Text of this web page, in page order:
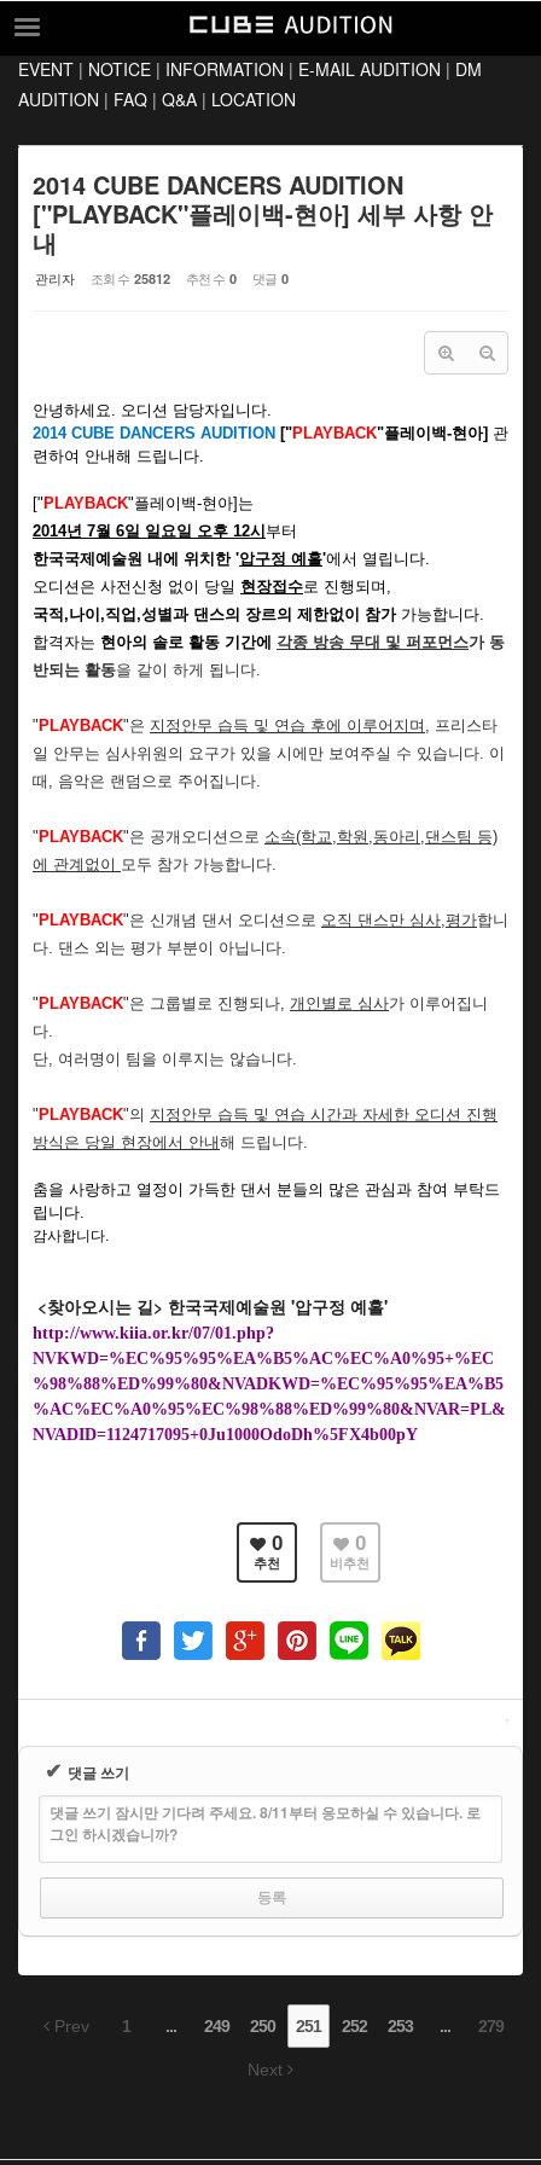
EVENT
INFORMATION
E-MAIL AUDITION
DM AUDITION
EVENT | NOTICE | INFORMATION | E-MAIL AUDITION | DM
AUDITION | FAQ | Q&A | LOCATION
2014 CUBE DANCERS AUDITION
["PLAYBACK"플레이백-현아] 세부 사항 안
내
관리자 조회 수 25812 추천 수 0 댓글 0
안녕하세요. 오디션 담당자입니다.
2014 CUBE DANCERS AUDITION ["PLAYBACK"플레이백-현아] 관
련하여 안내해 드립니다.
[" PLAYBACK"플레이백-현아]는
2014년 7월 6일 일요일 오후 12시 부터
한국국제예술원 내에 위치한 '압구정 예홀'에서 열립니다.
오디션은 사전신청 없이 당일 현장접수로 진행되며,
국적,나이,직업,성별과 댄스의 장르의 제한없이 참가가능합니다.
합격자는 현아의 솔로 활동 기간에 각종 방송 무대 및 퍼포먼스가 동
반되는 활동을 같이 하게 됩니다.
" PLAYBACK"은 지정안무 습득 및 연습 후에 이루어지며 , 프리스타
일 안무는 심사위원의 요구가 있을 시에만 보여주실 수 있습니다. 이
때, 음악은 랜덤으로 주어집니다.
" PLAYBACK"은 공개오디션으로 소속(학교,학원,동아리,댄스팀 등)
에 관계없이 모두 참가 가능합니다.
" PLAYBACK"은 신개념 댄서 오디션으로 오직 댄스만 심사,평가합니
다. 댄스 외는 평가 부분이 아닙니다.
" PLAYBACK"은 그룹별로 진행되나, 개인별로 심사가 이루어집니
다.
단, 여러명이 팀을 이루지는 않습니다.
" PLAYBACK"의 지정안무 습득 및 연습 시간과 자세한 오디션 진행
방식은 당일 현장에서 안내해 드립니다.
춤을 사랑하고 열정이 가득한 댄서 분들의 많은 관심과 참여 부탁드
립니다.
감사합니다.
<찾아오시는 길> 한국국제예술원 '압구정 예홀'
http://www.kiia.or.kr/07/01.php?
NVKWD=%EC%95%95%EA%B5%AC%EC%A0%95+%EC
%98%88%ED%99%80&NVADKWD=%EC%95%95%EA%B5
%AC%EC%A0%95%EC%98%88%ED%99%80&NVAR=PL&
NVADID=1124717095+0Ju1000OdoDh%5FX4b00pY
0
추천
0
비추천
✔ 댓글 쓰기
댓글 쓰기 잠시만 기다려 주세요. 8/11부터 응모하실 수 있습니다. 로
그인 하시겠습니까?
Prev 1 ... 249 250 251 252 253 ... 279
Next